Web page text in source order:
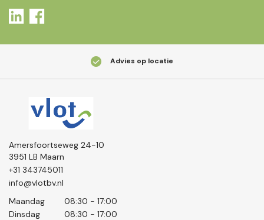
Advies op locatie
Amersfoortseweg 24-10
3951 LB Maarn
+31 343745011
info@vlotbv.nl
Maandag
08:30 - 17:00
Dinsdag
08:30 - 17:00